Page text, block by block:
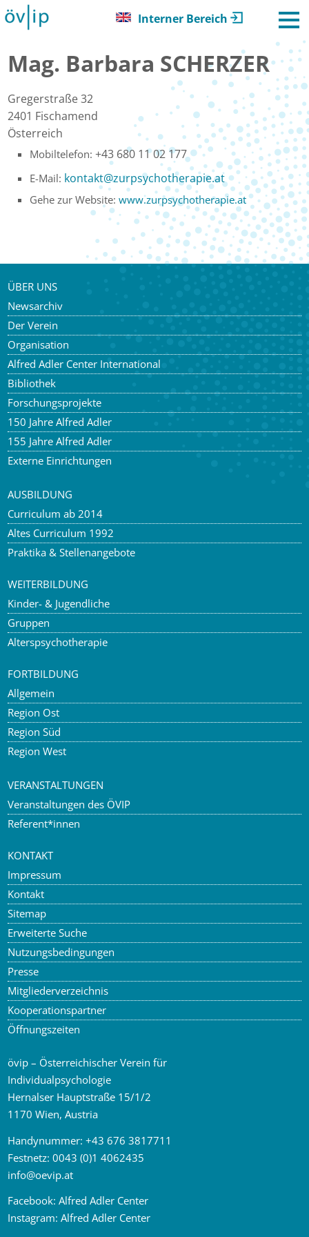
Interner Bereich
Mag. Barbara SCHERZER
Gregerstraße 32
2401 Fischamend
Österreich
Mobiltelefon:+43 680 11 02 177
E-Mail: kontakt@zurpsychotherapie.at
Gehe zur Website:www.zurpsychotherapie.at
ÜBER UNS
Newsarchiv
Der Verein
Organisation
Alfred Adler Center International
Bibliothek
Forschungsprojekte
150 Jahre Alfred Adler
155 Jahre Alfred Adler
Externe Einrichtungen
AUSBILDUNG
Curriculum ab 2014
Altes Curriculum 1992
Praktika & Stellenangebote
WEITERBILDUNG
Kinder- & Jugendliche
Gruppen
Alterspsychotherapie
FORTBILDUNG
Allgemein
Region Ost
Region Süd
Region West
VERANSTALTUNGEN
Veranstaltungen des ÖVIP
Referent*innen
KONTAKT
Impressum
Kontakt
Sitemap
Erweiterte Suche
Nutzungsbedingungen
Presse
Mitgliederverzeichnis
Kooperationspartner
Öffnungszeiten
övip – Österreichischer Verein für
Individualpsychologie
Hernalser Hauptstraße 15/1/2
1170 Wien, Austria
Handynummer:+43 676 3817711
Festnetz:0043 (0)1 4062435
info@oevip.at
Facebook:Alfred Adler Center
Instagram: Alfred Adler Center